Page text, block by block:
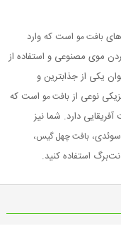
بافت مو است که وارد
موی مصنوعی و استفاده از
یکی از جذابترین و
نوعی از بافت مو است که
دارد. شما نیز
بافت چهل گیس،
استفاده کنید.